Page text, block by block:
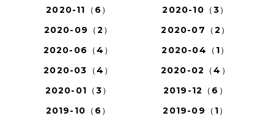
2020-11（6）
2020-10（3）
2020-09（2）
2020-07（2）
2020-06（4）
2020-04（1）
2020-03（4）
2020-02（4）
2020-01（3）
2019-12（6）
2019-10（6）
2019-09（1）